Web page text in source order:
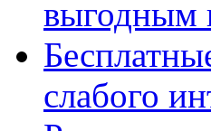
выгодным
слабого